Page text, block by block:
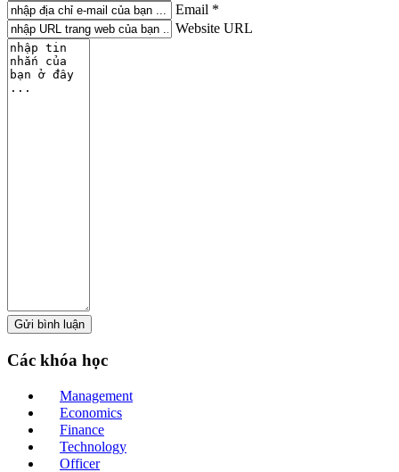
Email *
Website URL
Các khóa học
Management
Economics
Finance
Technology
Officer